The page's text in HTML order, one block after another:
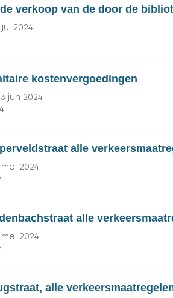
verkoop van de door de
jul
2024
kostenvergoedingen
jun 2024
alle
mei 2024
alle
mei 2024
alle